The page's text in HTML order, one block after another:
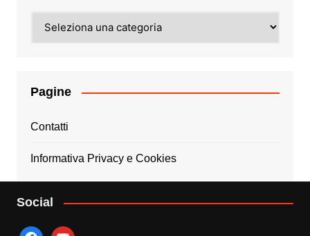
Pagine
Contatti
Informativa Privacy e Cookies
Social